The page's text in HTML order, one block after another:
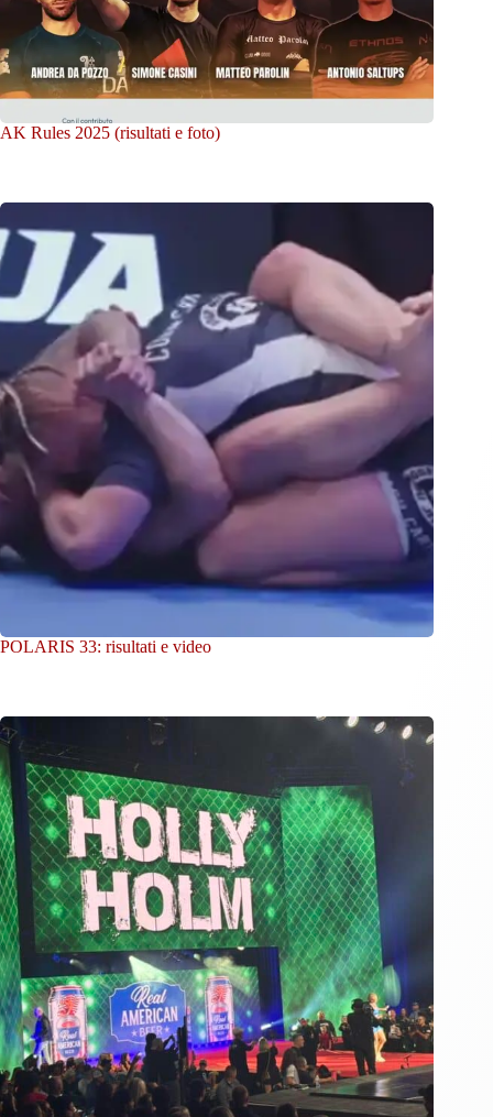
AK Rules 2025 (risultati e foto)
POLARIS 33: risultati e video